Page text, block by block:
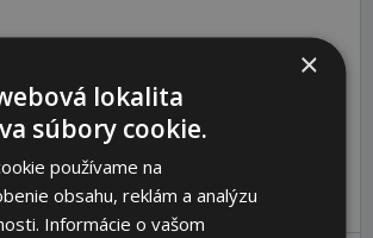
65535200
do košíka sa prosím
×
lokalita
súbory cookie.
používame na
obsahu, reklám a analýzu
Informácie o vašom